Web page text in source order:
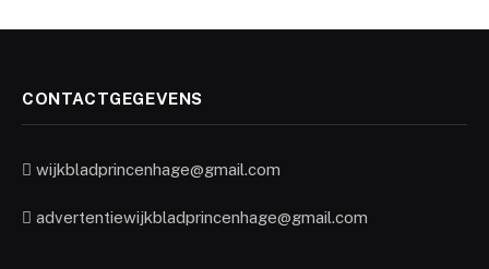
CONTACTGEGEVENS
wijkbladprincenhage@gmail.com
advertentiewijkbladprincenhage@gmail.com